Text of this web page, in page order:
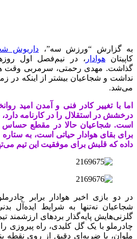
به گزارش “ورزش سه”، داریوش
کاپیتانهوادار ، در نیم‌فصل اول
گذاشت. مهدی رحمتی، سرمربی وقت
نداشت و شجاعیان بیشتر از اینکه در
می‌شد.
اما با تغییر کادر فنی و آمدن امید
درخشش در استقلال را در کارنامه
است. شجاعیان حالا در مقطع حساس
برای بقای هوادار حیاتی است، به
داده که قلبش برای موفقیت این تیم
در دو بازی اخیر هوادار برابر
شجاعیان نه‌تنها به شرایط ایده‌آل
گلزنی‌هایش پایه‌گذار بردهای ارزشمند
چادرملو با یک گل کلیدی، راه پیروزی
ملوان، با ضربه‌ای دقیق از روی نقطه